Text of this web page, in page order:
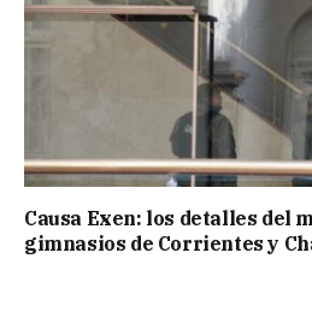
Causa Exen: los detalles del
gimnasios de Corrientes y